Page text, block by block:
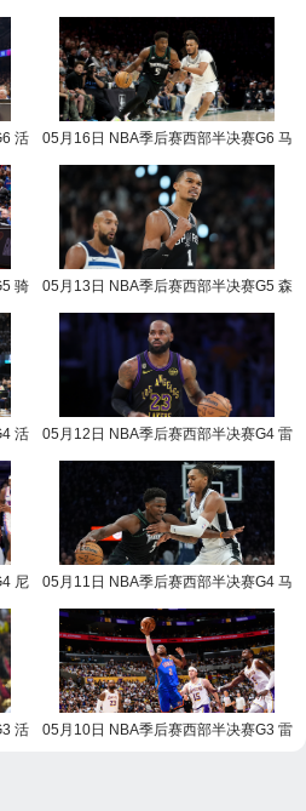
活
05月16日 NBA季后赛西部半决赛G6 马
骑
05月13日 NBA季后赛西部半决赛G5 森
活
05月12日 NBA季后赛西部半决赛G4 雷
尼
05月11日 NBA季后赛西部半决赛G4 马
活
05月10日 NBA季后赛西部半决赛G3 雷